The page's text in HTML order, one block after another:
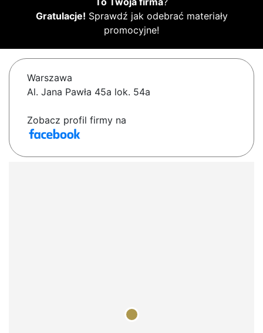
Gratulacje! Sprawdź jak odebrać materiały
promocyjne!
Warszawa
Al. Jana Pawła 45a lok. 54a
Zobacz profil firmy na